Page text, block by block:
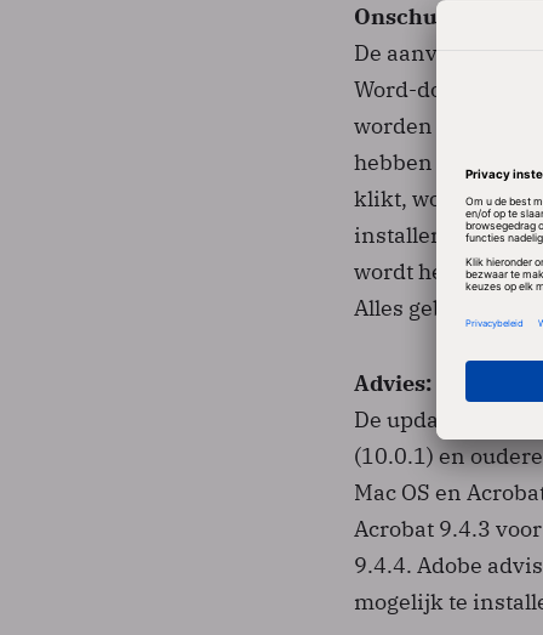
Onschuldig
De aanvallers
Word-document
worden verstuurd
hebben
klikt, wordt eerst
installeren
wordt het Word-
Alles gebeurt zo
Advies: Update
De update van
(10.0.1) en
Mac OS en
Acrobat 9.4.3
9.4.4. Adobe
mogelijk te